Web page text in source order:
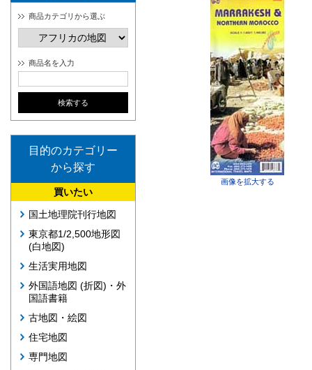
商品カテゴリから選ぶ
商品名を入力
目的のカテゴリー
から探す
買いたい
国土地理院刊行地図
東京都1/2,500地形図
(白地図)
生活実用地図
外国語地図 (折図)・外
国語書籍
古地図・絵図
住宅地図
専門地図
画像を拡大する